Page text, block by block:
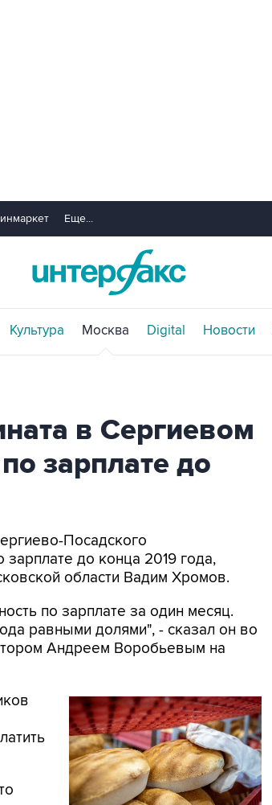
Еще...
Культура Москва Digital Новости
в Сергиевом
зарплате до
Посадского
до конца 2019 года,
области Вадим Хромов.
по зарплате за один месяц.
равными долями", - сказал он во
Андреем Воробьевым на